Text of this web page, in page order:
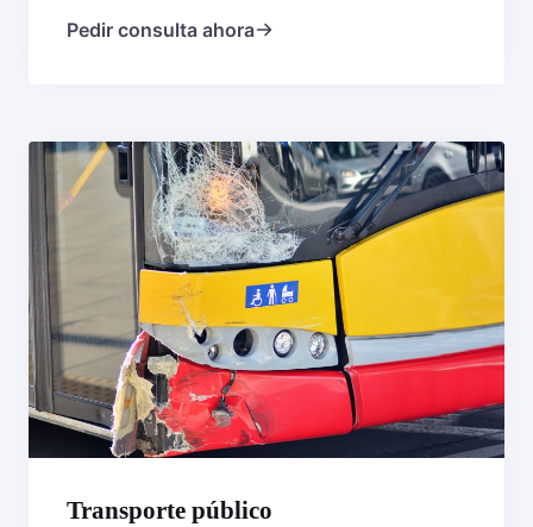
Pedir consulta ahora
Transporte público